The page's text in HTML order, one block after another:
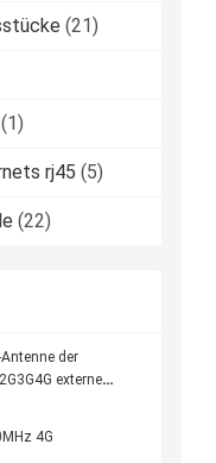
(21)
(1)
rj45 (5)
(22)
der
externe
4G